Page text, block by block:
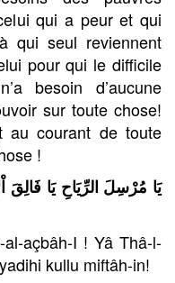
qui a peur et qui
qui seul reviennent
pour qui le difficile
besoin d’aucune
sur toute chose!
au courant de toute
!
يَا مُرْسِلَ الرِّيَاحِ يَا فَالِقَ
açbâh-I ! Yâ Thâ-l-
kullu miftâh-in!